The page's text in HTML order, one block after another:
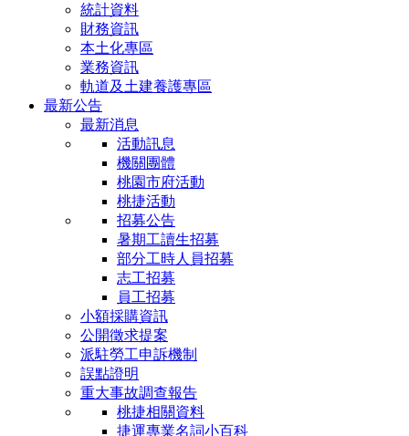
統計資料
財務資訊
本土化專區
業務資訊
軌道及土建養護專區
最新公告
最新消息
活動訊息
機關團體
桃園市府活動
桃捷活動
招募公告
暑期工讀生招募
部分工時人員招募
志工招募
員工招募
小額採購資訊
公開徵求提案
派駐勞工申訴機制
誤點證明
重大事故調查報告
桃捷相關資料
捷運專業名詞小百科